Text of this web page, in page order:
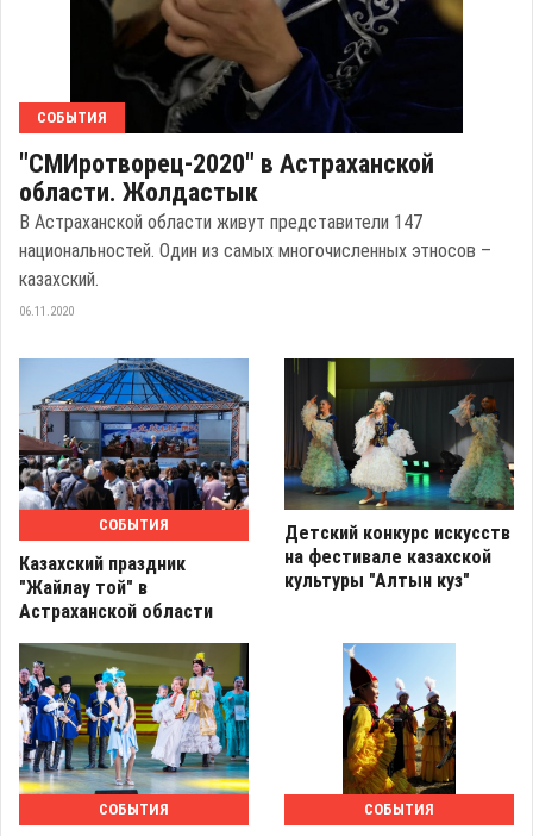
СОБЫТИЯ
"СМИротворец-2020" в Астраханской
области. Жолдастык
В Астраханской области живут представители 147
национальностей. Один из самых многочисленных этносов –
казахский.
06.11.2020
СОБЫТИЯ
Казахский праздник
"Жайлау той" в
Астраханской области
Детский конкурс искусств
на фестивале казахской
культуры "Алтын куз"
СОБЫТИЯ СОБЫТИЯ